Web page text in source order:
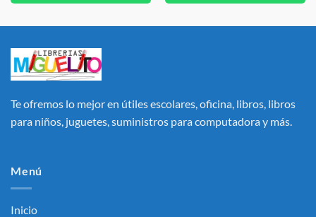
Te ofremos lo mejor en útiles escolares, oficina, libros, libros
para niños, juguetes, suministros para computadora y más.
Menú
Inicio